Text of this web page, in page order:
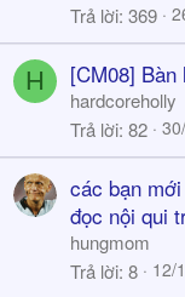
Trả lời 369
H [CM08] Bàn
hardcoreholly
Trả lời 82
các bạn
đọc nội qui
hungmom
Trả lời 8 12/